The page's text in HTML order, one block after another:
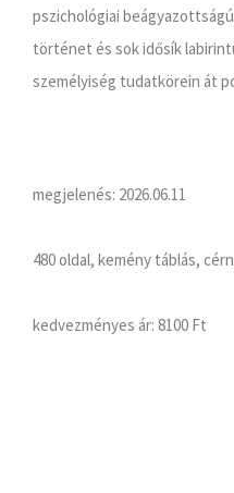
pszichológiai
történet és sok idősík
személyiség tudatkörein át
megjelenés: 2026.06.11
480 oldal, kemény táblás,
kedvezményes ár: 8100 Ft